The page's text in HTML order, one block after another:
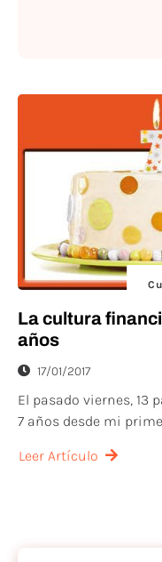
La cultura
años
17/01/2017
El pasado viernes, 13
7 años desde mi
Leer Artículo